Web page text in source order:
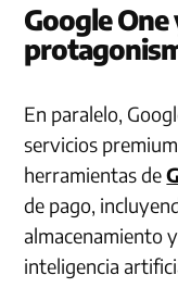
Google
En paralelo,
servicios
herramientas de
de pago,
almacenamiento
inteligencia